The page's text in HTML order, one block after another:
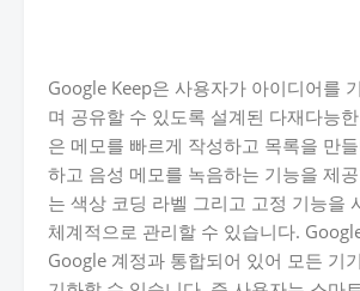
Google Keep은 사용자가 아이디어를
며 공유할 수 있도록 설계된 다재다능
은 메모를 빠르게 작성하고 목록을 만
하고 음성 메모를 녹음하는 기능을 제
는 색상 코딩 라벨 그리고 고정 기능을
체계적으로 관리할 수 있습니다.
Google 계정과 통합되어 있어 모든 기